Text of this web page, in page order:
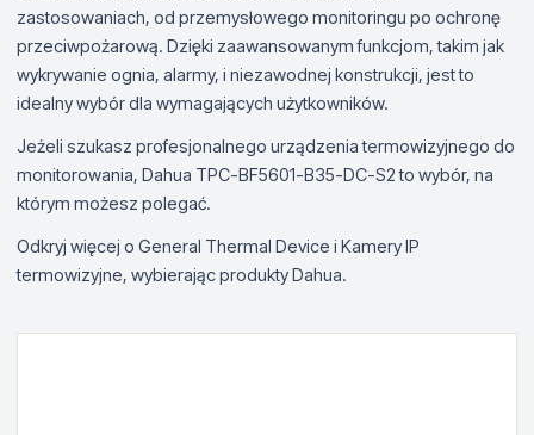
zastosowaniach, od przemysłowego monitoringu po ochronę
przeciwpożarową. Dzięki zaawansowanym funkcjom, takim jak
wykrywanie ognia, alarmy, i niezawodnej konstrukcji, jest to
idealny wybór dla wymagających użytkowników.
Jeżeli szukasz profesjonalnego urządzenia termowizyjnego do
monitorowania, Dahua TPC-BF5601-B35-DC-S2 to wybór, na
którym możesz polegać.
Odkryj więcej o General Thermal Device i Kamery IP
termowizyjne, wybierając produkty Dahua.